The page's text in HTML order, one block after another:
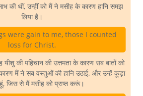
की थीं, उन्हीं को मैं ने मसीह के कारण हानि समझ
लिया है।
were gain to me, those I counted
loss for Christ.
की पहिचान की उत्तमता के कारण सब बातों को
मैं ने सब वस्तुओं की हानि उठाई, और उन्हें कूड़ा
जिस से मैं मसीह को प्राप्त करूं।